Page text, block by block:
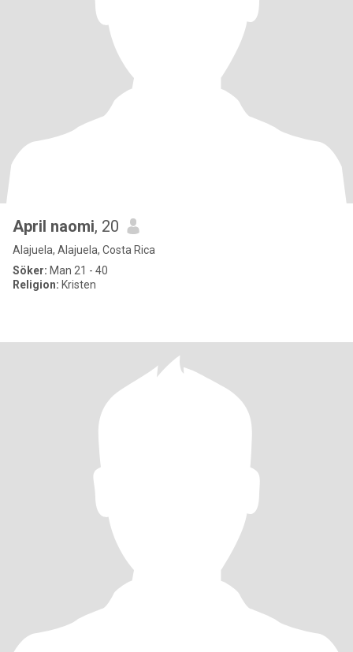
April naomi, 20
Alajuela, Alajuela, Costa Rica
Söker: Man 21 - 40
Religion: Kristen